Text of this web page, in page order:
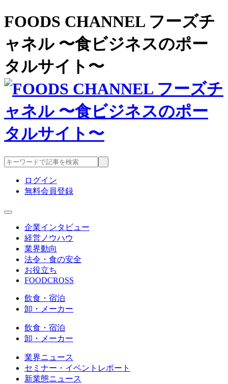
FOODS CHANNEL フーズチ
ャネル 〜食ビジネスのポー
タルサイト〜
ログイン
無料会員登録
企業インタビュー
経営ノウハウ
業界動向
法令・食の安全
お役立ち
FOODCROSS
飲食・宿泊
卸・メーカー
飲食・宿泊
卸・メーカー
業界ニュース
セミナー・イベントレポート
新業態ニュース